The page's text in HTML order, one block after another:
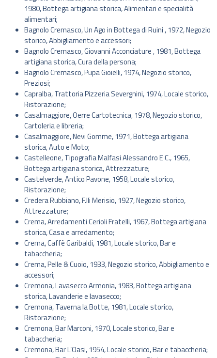
1980, Bottega artigiana storica, Alimentari e specialità
alimentari;
Bagnolo Cremasco, Un Ago in Bottega di Ruini , 1972, Negozio
storico, Abbigliamento e accessori;
Bagnolo Cremasco, Giovanni Acconciature , 1981, Bottega
artigiana storica, Cura della persona;
Bagnolo Cremasco, Pupa Gioielli, 1974, Negozio storico,
Preziosi;
Capralba, Trattoria Pizzeria Severgnini, 1974, Locale storico,
Ristorazione;
Casalmaggiore, Oerre Cartotecnica, 1978, Negozio storico,
Cartoleria e libreria;
Casalmaggiore, Nevi Gomme, 1971, Bottega artigiana
storica, Auto e Moto;
Castelleone, Tipografia Malfasi Alessandro E C., 1965,
Bottega artigiana storica, Attrezzature;
Castelverde, Antico Pavone, 1958, Locale storico,
Ristorazione;
Credera Rubbiano, F.lli Merisio, 1927, Negozio storico,
Attrezzature;
Crema, Arredamenti Cerioli Fratelli, 1967, Bottega artigiana
storica, Casa e arredamento;
Crema, Caffè Garibaldi, 1981, Locale storico, Bar e
tabaccheria;
Crema, Pelle & Cuoio, 1933, Negozio storico, Abbigliamento e
accessori;
Cremona, Lavasecco Armonia, 1983, Bottega artigiana
storica, Lavanderie e lavasecco;
Cremona, Taverna la Botte, 1981, Locale storico,
Ristorazione;
Cremona, Bar Marconi, 1970, Locale storico, Bar e
tabaccheria;
Cremona, Bar L’Oasi, 1954, Locale storico, Bar e tabaccheria;